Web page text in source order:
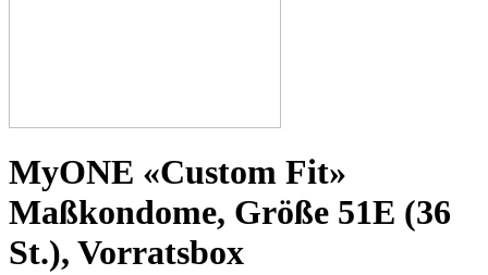
57H
57K
60E
60F
60G
60H
MyONE «Custom Fit»
Maßkondome, Größe 51E (36
St.), Vorratsbox